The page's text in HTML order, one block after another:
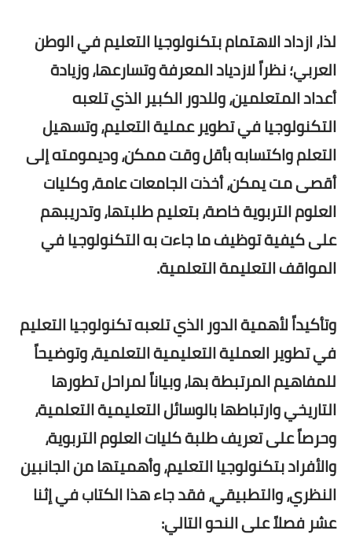
لذا، ازداد الاهتمام بتكنولوجيا التعليم في الوطن
العربي؛ نظراً لازدياد المعرفة وتسارعها، وزيادة
أعداد المتعلمين، وللدور الكبير الذي تلعبه
التكنولوجيا في تطوير عملية التعليم، وتسهيل
التعلم واكتسابه بأقل وقت ممكن، وديمومته إلى
أقصى مت يمكن، أخذت الجامعات عامة، وكليات
العلوم التربوية خاصة، بتعليم طلبتها، وتدريبهم
على كيفية توظيف ما جاءت به التكنولوجيا في
المواقف التعليمة التعلمية.
وتأكيداً لأهمية الدور الذي تلعبه تكنولوجيا التعليم
في تطوير العملية التعليمية التعلمية، وتوضيحاً
للمفاهيم المرتبطة بها، وبياناً لمراحل تطورها
التاريخي وارتباطها بالوسائل التعليمية التعلمية،
وحرصاً على تعريف طلبة كليات العلوم التربوية،
والأفراد بتكنولوجيا التعليم، وأهميتها من الجانبين
النظري، والتطبيقي، فقد جاء هذا الكتاب في إثنا
عشر فصلاً على النحو التالي: